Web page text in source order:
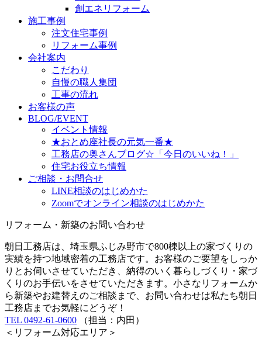
創エネリフォーム
施工事例
注文住宅事例
リフォーム事例
会社案内
こだわり
自慢の職人集団
工事の流れ
お客様の声
BLOG/EVENT
イベント情報
★おとめ座社長の元気一番★
工務店の奥さんブログ☆「今日のいいね！」
住宅お役立ち情報
ご相談・お問合せ
LINE相談のはじめかた
Zoomでオンライン相談のはじめかた
リフォーム・新築のお問い合わせ
朝日工務店は、埼玉県ふじみ野市で800棟以上の家づくりの
実績を持つ地域密着の工務店です。お客様のご要望をしっか
りとお伺いさせていただき、納得のいく暮らしづくり・家づ
くりのお手伝いをさせていただきます。小さなリフォームか
ら新築やお建替えのご相談まで、お問い合わせは私たち朝日
工務店までお気軽にどうぞ！
TEL 0492-61-0600 （担当：内田）
＜リフォーム対応エリア＞